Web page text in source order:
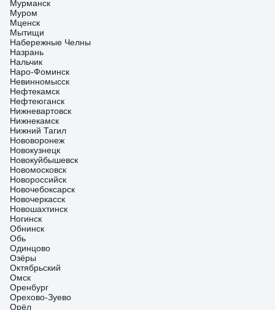
Мурманск
Муром
Мценск
Мытищи
Набережные Челны
Назрань
Нальчик
Наро-Фоминск
Невинномысск
Нефтекамск
Нефтеюганск
Нижневартовск
Нижнекамск
Нижний Тагил
Нововоронеж
Новокузнецк
Новокуйбышевск
Новомосковск
Новороссийск
Новочебоксарск
Новочеркасск
Новошахтинск
Ногинск
Обнинск
Обь
Одинцово
Озёры
Октябрьский
Омск
Оренбург
Орехово-Зуево
Орёл